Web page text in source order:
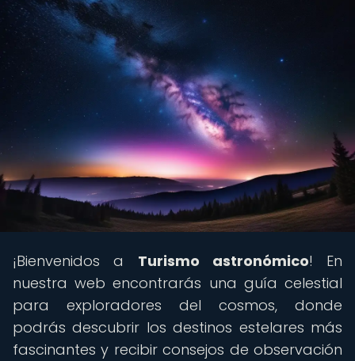
¡Bienvenidos a Turismo astronómico! En
nuestra web encontrarás una guía celestial
para exploradores del cosmos, donde
podrás descubrir los destinos estelares más
fascinantes y recibir consejos de observación